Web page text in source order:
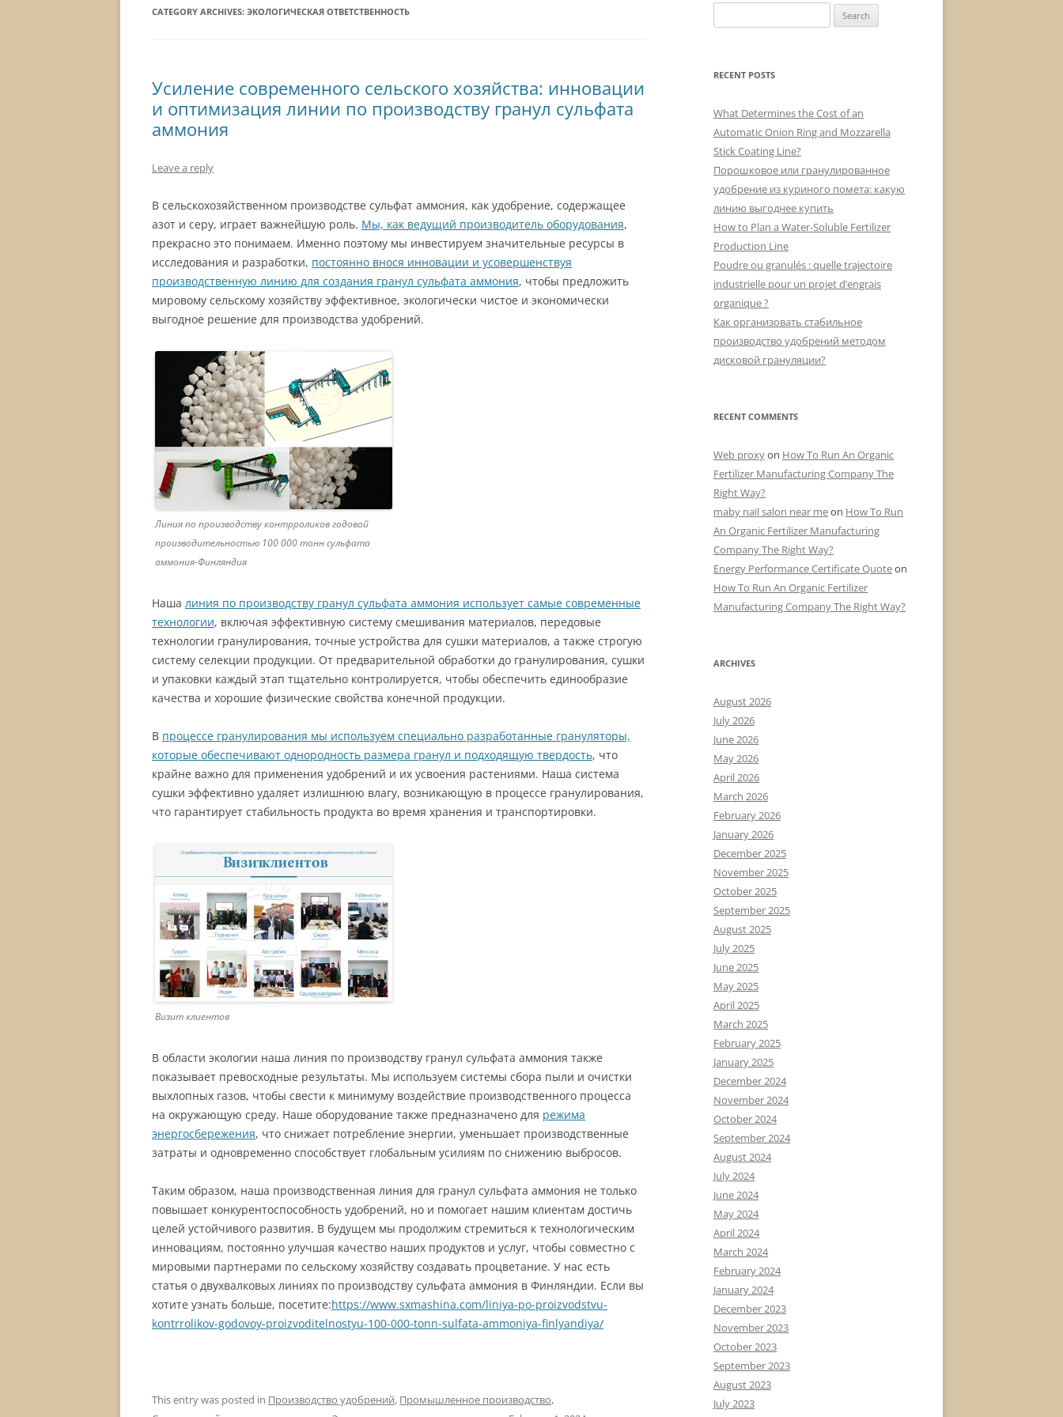
CATEGORY ARCHIVES: ЭКОЛОГИЧЕСКАЯ ОТВЕТСТВЕННОСТЬ
Усиление современного сельского хозяйства: инновации
и оптимизация линии по производству гранул сульфата
аммония
Leave a reply
В сельскохозяйственном производстве сульфат аммония, как удобрение, содержащее
азот и серу, играет важнейшую роль. Мы, как ведущий производитель оборудования,
прекрасно это понимаем. Именно поэтому мы инвестируем значительные ресурсы в
исследования и разработки, постоянно внося инновации и усовершенствуя
производственную линию для создания гранул сульфата аммония, чтобы предложить
мировому сельскому хозяйству эффективное, экологически чистое и экономически
выгодное решение для производства удобрений.
Линия по производству контрроликов годовой
производительностью 100 000 тонн сульфата
аммония-Финляндия
Наша линия по производству гранул сульфата аммония использует самые современные
технологии, включая эффективную систему смешивания материалов, передовые
технологии гранулирования, точные устройства для сушки материалов, а также строгую
систему селекции продукции. От предварительной обработки до гранулирования, сушки
и упаковки каждый этап тщательно контролируется, чтобы обеспечить единообразие
качества и хорошие физические свойства конечной продукции.
В процессе гранулирования мы используем специально разработанные грануляторы,
которые обеспечивают однородность размера гранул и подходящую твердость, что
крайне важно для применения удобрений и их усвоения растениями. Наша система
сушки эффективно удаляет излишнюю влагу, возникающую в процессе гранулирования,
что гарантирует стабильность продукта во время хранения и транспортировки.
Визит клиентов
В области экологии наша линия по производству гранул сульфата аммония также
показывает превосходные результаты. Мы используем системы сбора пыли и очистки
выхлопных газов, чтобы свести к минимуму воздействие производственного процесса
на окружающую среду. Наше оборудование также предназначено для режима
энергосбережения, что снижает потребление энергии, уменьшает производственные
затраты и одновременно способствует глобальным усилиям по снижению выбросов.
Таким образом, наша производственная линия для гранул сульфата аммония не только
повышает конкурентоспособность удобрений, но и помогает нашим клиентам достичь
целей устойчивого развития. В будущем мы продолжим стремиться к технологическим
инновациям, постоянно улучшая качество наших продуктов и услуг, чтобы совместно с
мировыми партнерами по сельскому хозяйству создавать процветание. У нас есть
статья о двухвалковых линиях по производству сульфата аммония в Финляндии. Если вы
хотите узнать больше, посетите:https://www.sxmashina.com/liniya-po-proizvodstvu-
kontrrolikov-godovoy-proizvoditelnostyu-100-000-tonn-sulfata-ammoniya-finlyandiya/
This entry was posted in Производство удобрений, Промышленное производство,
for:
RECENT POSTS
What Determines the Cost of an
Automatic Onion Ring and Mozzarella
Stick Coating Line?
Порошковое или гранулированное
удобрение из куриного помета: какую
линию выгоднее купить
How to Plan a Water-Soluble Fertilizer
Production Line
Poudre ou granulés : quelle trajectoire
industrielle pour un projet d’engrais
organique ?
Как организовать стабильное
производство удобрений методом
дисковой грануляции?
RECENT COMMENTS
Web proxyon How To Run An Organic
Fertilizer Manufacturing Company The
Right Way?
maby nail salon near meon How To Run
An Organic Fertilizer Manufacturing
Company The Right Way?
Energy Performance Certificate Quoteon
How To Run An Organic Fertilizer
Manufacturing Company The Right Way?
ARCHIVES
August 2026
July 2026
June 2026
May 2026
April 2026
March 2026
February 2026
January 2026
December 2025
November 2025
October 2025
September 2025
August 2025
July 2025
June 2025
May 2025
April 2025
March 2025
February 2025
January 2025
December 2024
November 2024
October 2024
September 2024
August 2024
July 2024
June 2024
May 2024
April 2024
March 2024
February 2024
January 2024
December 2023
November 2023
October 2023
September 2023
August 2023
July 2023